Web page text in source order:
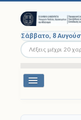
Σάββατο, 8
Αναζήτηση...
Εναλλαγή